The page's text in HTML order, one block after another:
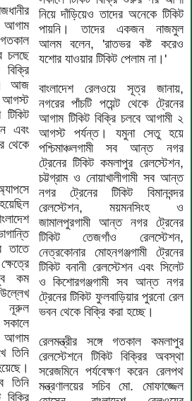
আগাম
চলছে
আজ
আগস্ট
এবং
থেকে
তাতে
কম
নূরুল
আগাম
তিনি
তিনি
নিয়ে দাঁড়িয়েও তাদের অনেকে টিকিট
পায়নি। তাদের একজন নাজমুল
আলম বলেন, 'রাতভর কষ্ট করেও
যশোর যাওয়ার টিকিট পেলাম না।'
বাংলাদেশ রেলওয়ে সূত্র জানায়,
নগরের পাঁচটি পয়েন্ট থেকে ট্রেনের
আগাম টিকিট বিক্রি চলবে আগামী ২
আগস্ট পর্যন্ত। যমুনা সেতু হয়ে
পশ্চিমাঞ্চলগামী সব আন্ত নগর
ট্রেনের টিকিট কমলাপুর রেলস্টেশন,
চট্টগ্রাম ও নোয়াখালীগামী সব আন্ত
নগর ট্রেনের টিকিট বিমানবন্দর
রেলস্টেশন, ময়মনসিংহ ও
জামালপুরগামী আন্ত নগর ট্রেনের
টিকিট তেজগাঁও রেলস্টেশন,
নেত্রকোনার মোহনগঞ্জগামী ট্রেনের
টিকিট বনানী রেলস্টেশন এবং সিলেট
ও কিশোরগঞ্জগামী সব আন্ত নগর
ট্রেনের টিকিট ফুলবাড়িয়ার পুরনো রেল
ভবন থেকে বিক্রি করা হচ্ছে।
রেলমন্ত্রীর সঙ্গে গতকাল কমলাপুর
রেলস্টেশনে টিকিট বিক্রির অবস্থা
সরেজমিনে পর্যবেক্ষণ করেন রেলপথ
মন্ত্রণালয়ের সচিব মো. মোফাজ্জেল